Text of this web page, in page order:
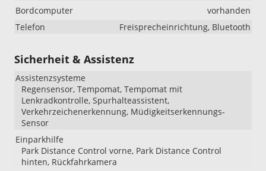
Bordcomputer
vorhanden
Telefon
Freisprecheinrichtung, Bluetooth
Sicherheit & Assistenz
Assistenzsysteme
Regensensor, Tempomat, Tempomat mit
Lenkradkontrolle, Spurhalteassistent,
Verkehrzeichenerkennung, Müdigkeitserkennungs-
Sensor
Einparkhilfe
Park Distance Control vorne, Park Distance Control
hinten, Rückfahrkamera